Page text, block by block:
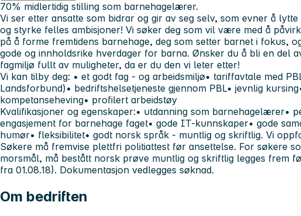
70% midlertidig stilling som barnehagelærer.
Vi ser etter ansatte som bidrar og gir av seg selv, som evner å
og styrke felles ambisjoner! Vi søker deg som vil være med å
på å forme fremtidens barnehage, deg som setter barnet i fokus,
gode og innholdsrike hverdager for barna. Ønsker du å bli en del
fagmiljø fullt av muligheter, da er du den vi leter etter!
Vi kan tilby deg: • et godt fag - og arbeidsmiljø• tariffavtale med
Landsforbund)• bedriftshelsetjeneste gjennom PBL• jevnlig
kompetanseheving• profilert arbeidstøy
Kvalifikasjoner og egenskaper:• utdanning som barnehagelærer•
engasjement for barnehage faget• gode IT-kunnskaper• gode
humør• fleksibilitet• godt norsk språk - muntlig og skriftlig. Vi
Søkere må fremvise plettfri politiattest før ansettelse. For søkere
morsmål, må bestått norsk prøve muntlig og skriftlig legges frem
fra 01.08.18). Dokumentasjon vedlegges søknad.
Om bedriften